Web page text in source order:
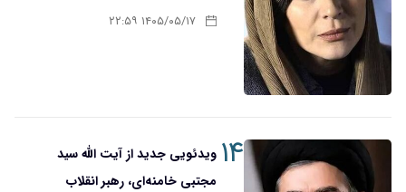
۱۴۰۵/۰۵/۱۷ ۲۲:۵۹
۱۴ ویدئویی جدید از آیت الله سید
مجتبی خامنه‌ای، رهبر انقلاب